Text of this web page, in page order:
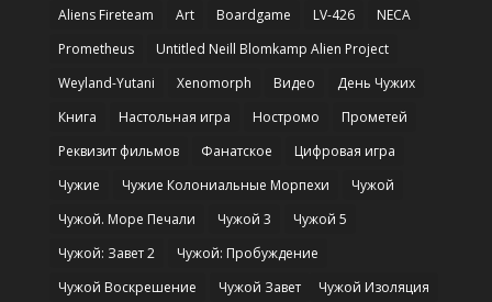
Aliens Fireteam
Art Boardgame LV-426
NECA
Prometheus
Untitled Neill Blomkamp Alien Project
Weyland-Yutani
Xenomorph Видео
День Чужих
Книга
Настольная игра Ностромо
Прометей
Реквизит фильмов
Фанатское
Цифровая игра
Чужие
Чужие Колониальные Морпехи
Чужой
Чужой. Море Печали
Чужой 3
Чужой 5
Чужой: Завет 2
Чужой: Пробуждение
Чужой Воскрешение
Чужой Завет Чужой Изоляция